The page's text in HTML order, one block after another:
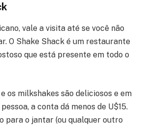
vale a visita até se você não
O Shake Shack é um restaurante
que está presente em todo o
os milkshakes são deliciosos e em
a conta dá menos de U$15.
para o jantar (ou qualquer outro